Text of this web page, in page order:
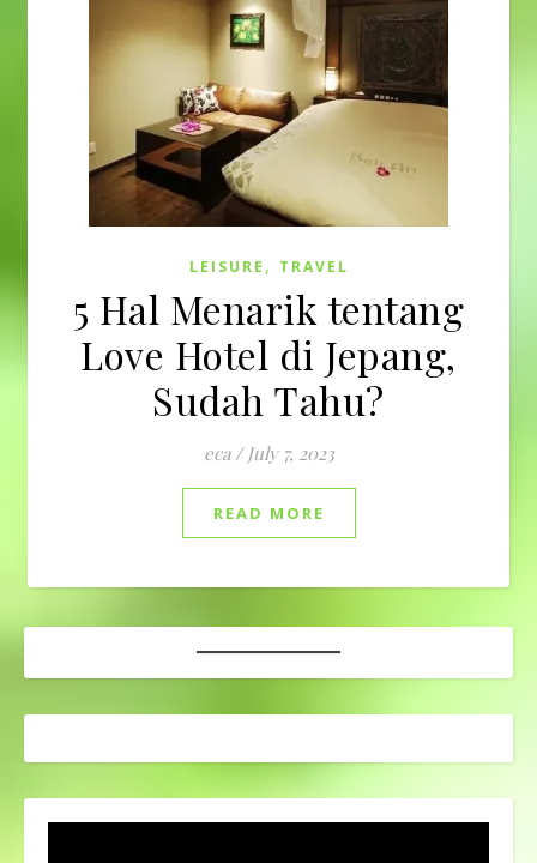
LEISURE , TRAVEL
5 Hal Menarik tentang
Love Hotel di Jepang,
Sudah Tahu?
eca / July 7, 2023
READ MORE